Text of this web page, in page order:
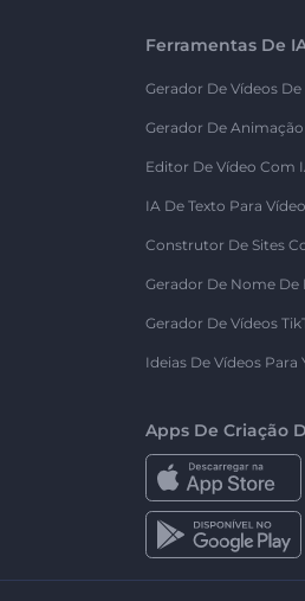
Ferramentas De
Gerador De Vídeos De
Gerador De
Editor De Vídeo Com
IA De Texto Para Vídeo
Construtor De Sites
Gerador De Nome De
Gerador De Vídeos
Ideias De Vídeos Para
Apps De Criação